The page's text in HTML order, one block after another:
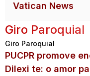
Vatican News
Giro Paroquial
Giro Paroquial
PUCPR promove
Dilexi te: o amor